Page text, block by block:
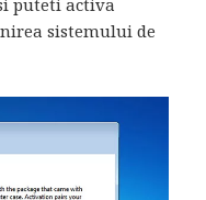
puteti activa
sistemului de